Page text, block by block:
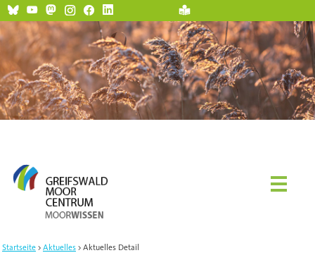
Startseite Aktuelles Aktuelles Detail